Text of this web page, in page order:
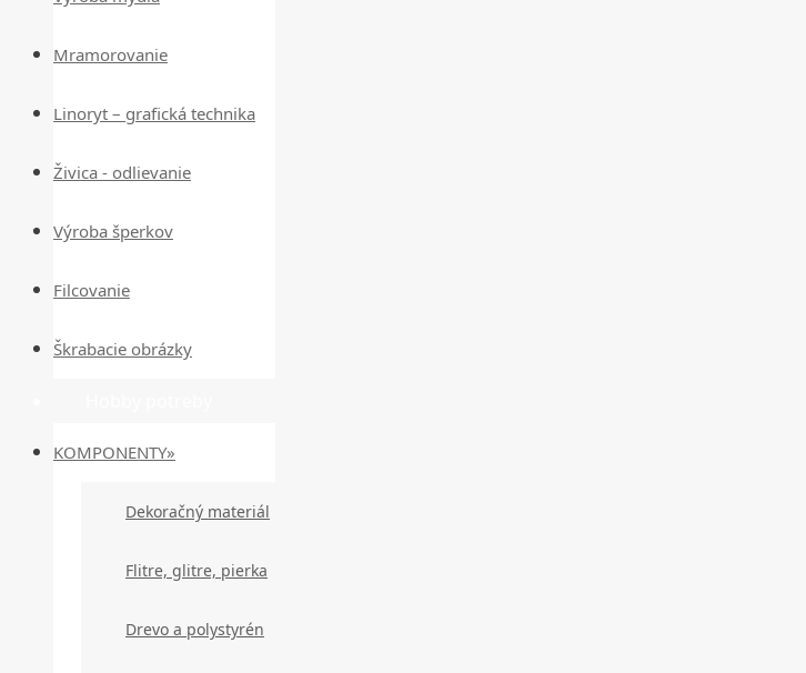
Mramorovanie
Linoryt – grafická technika
Živica - odlievanie
Výroba šperkov
Filcovanie
Škrabacie obrázky
KOMPONENTY»
Dekoračný materiál
Flitre, glitre, pierka
Drevo a polystyrén